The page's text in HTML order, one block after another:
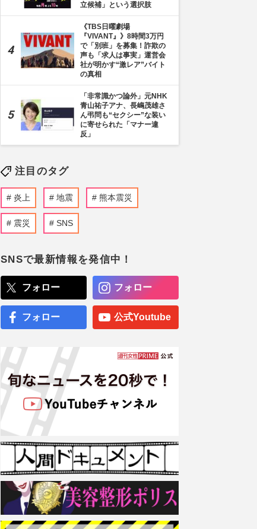
立候補」という選択肢
《TBS日曜劇場
『VIVANT』》8時間3万円
で「別班」を募集！詐欺の
声も「求人は事実」運営会
社が明かす“激レア”バイト
の真相
「非常識かつ論外」元NHK
青山祐子アナ、長嶋茂雄さ
ん弔問も“セクシー”な装い
に寄せられた「マナー違
反」
注目のタグ
炎上 地震 熊本震災
震災 SNS
SNSで最新情報を発信中！
フォロー フォロー
フォロー 公式Youtube